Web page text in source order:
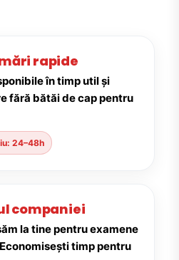
rapide
în timp util și
fără bătăi de cap pentru
24–48h
companiei
la tine pentru examene
timp pentru